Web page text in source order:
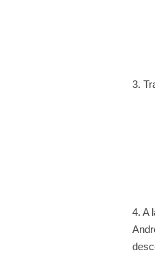
3.
4. A